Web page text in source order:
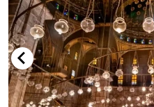
Guida di Viaggio 𓉔
Guida di Viaggio